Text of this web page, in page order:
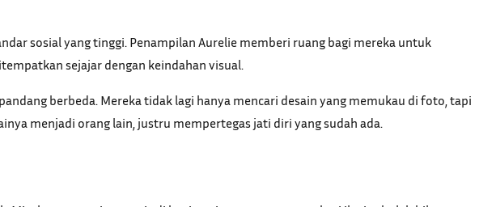
sosial yang tinggi. Penampilan Aurelie memberi ruang bagi mereka untuk
sejajar dengan keindahan visual.
berbeda. Mereka tidak lagi hanya mencari desain yang memukau di foto, tapi
menjadi orang lain, justru mempertegas jati diri yang sudah ada.